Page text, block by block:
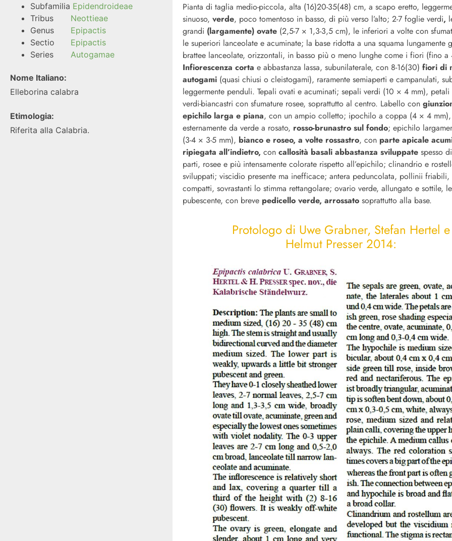
Subfamilia Epidendroideae
Tribus
Neottieae
Genus
Epipactis
Sectio
Epipactis
Series
Autogamae
Nome Italiano:
Elleborina calabra
Etimologia:
Riferita alla Calabria.
Pianta di taglia medio-piccola, alta (16)20-35(48) cm, a scapo eretto,
sinuoso, verde, poco tomentoso in basso, di più verso l’alto; 2-7 foglie verdi,
grandi (largamente) ovate (2,5-7 × 1,3-3,5 cm), le inferiori a volte con
le superiori lanceolate e acuminate; la base ridotta a una squama lungamente
brattee lanceolate, orizzontali, in basso più o meno lunghe come i fiori (fino a
Infiorescenza corta e abbastanza lassa, subunilaterale, con 8-16(30) fiori di
autogami (quasi chiusi o cleistogami), raramente semiaperti e campanulati,
leggermente penduli. Tepali ovati e acuminati; sepali verdi (10 × 4 mm),
verdi-biancastri con sfumature rosee, soprattutto al centro. Labello con
epichilo larga e piana, con un ampio colletto; ipochilo a coppa (4 × 4
esternamente da verde a rosato, rosso-brunastro sul fondo; epichilo
(3-4 × 3-5 mm), bianco e roseo, a volte rossastro, con parte apicale
ripiegata all’indietro, con callosità basali abbastanza sviluppate spesso
parti, rosee e più intensamente colorate rispetto all’epichilo; clinandrio e
sviluppati; viscidio presente ma inefficace; antera peduncolata, pollinii friabili,
compatti, sovrastanti lo stimma rettangolare; ovario verde, allungato e sottile,
pubescente, con breve pedicello verde, arrossato soprattutto alla base.
Protologo di Uwe Grabner, Stefan Hertel e
Helmut Presser 2014: